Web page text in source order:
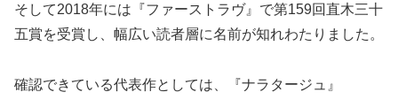
そして2018年には『ファーストラヴ』で第159回直木三十
五賞を受賞し、幅広い読者層に名前が知れわたりました。
確認できている代表作としては、『ナラタージュ』